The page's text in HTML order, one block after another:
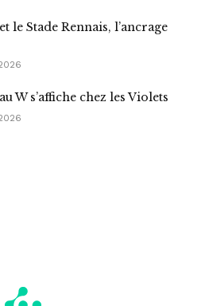
le Stade Rennais, l’ancrage
W s’affiche chez les Violets